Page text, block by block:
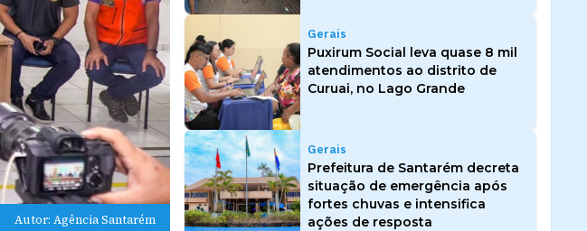
Autor: Agência Santarém
Gerais
Puxirum Social leva quase 8 mil
atendimentos ao distrito de
Curuai, no Lago Grande
Gerais
Prefeitura de Santarém decreta
situação de emergência após
fortes chuvas e intensifica
ações de resposta